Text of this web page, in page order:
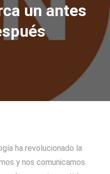
un antes
ha revolucionado la
y nos comunicamos.